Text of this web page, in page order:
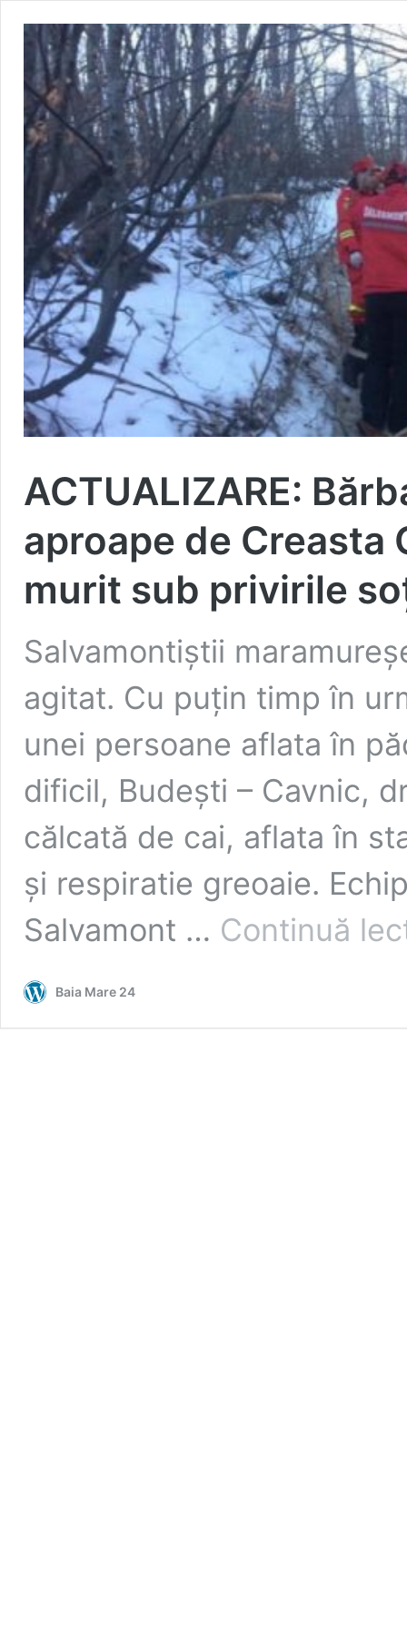
ACTUALIZARE:
aproape de Creasta
murit sub privirile
Salvamontiştii
agitat. Cu puţin timp în
unei persoane aflata în
dificil, Budești – Cavnic,
călcată de cai, aflata în
și respiratie greoaie.
Salvamont … Continuă
Baia Mare 24